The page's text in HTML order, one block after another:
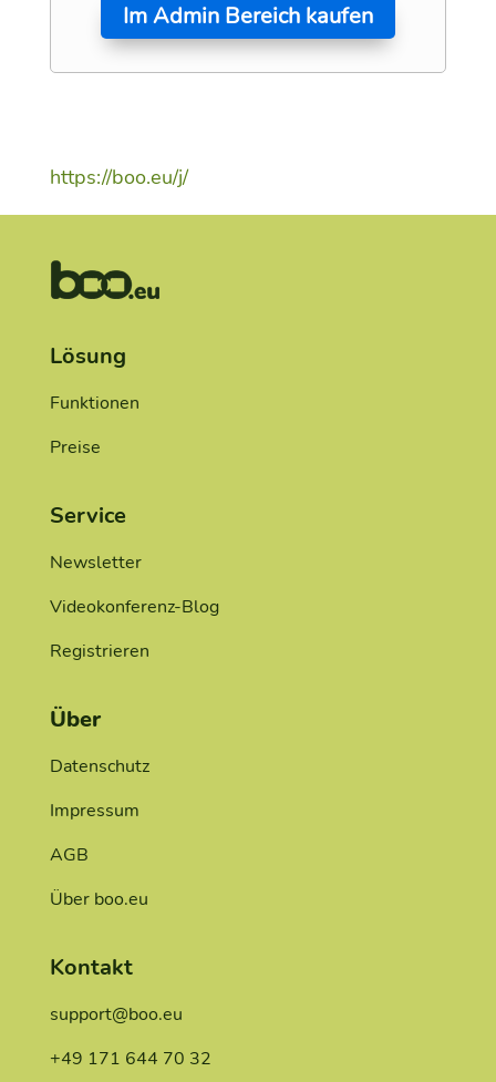
Im Admin Bereich kaufen
https://boo.eu/j/
Lösung
Funktionen
Preise
Service
Newsletter
Videokonferenz-Blog
Registrieren
Über
Datenschutz
Impressum
AGB
Über boo.eu
Kontakt
support@boo.eu
+49 171 644 70 32